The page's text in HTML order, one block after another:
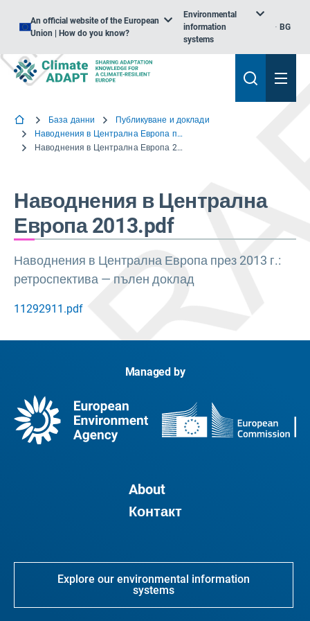
An official website of the European
Union | How do you know?
Environmental
information
systems
BG
База данни
Публикуване и доклади
Наводнения в Централна Европа през 2013 г.: ретроспективна
Наводнения в Централна Европа 2013.pdf
Наводнения в Централна
Европа 2013.pdf
Наводнения в Централна Европа през 2013 г.:
ретроспектива — пълен доклад
11292911.pdf
Managed by
About
Контакт
Explore our environmental information
systems